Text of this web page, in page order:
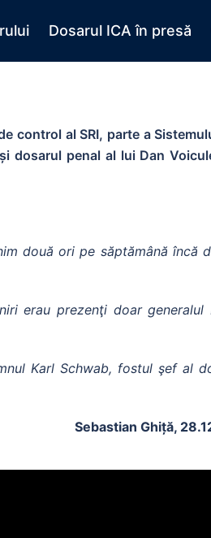
Dosarul ICA în presă
control al SRI, parte a
dosarul penal al lui Dan
două ori pe săptămână încă
erau prezenţi doar generalul
Karl Schwab, fostul şef al
Sebastian Ghiță,